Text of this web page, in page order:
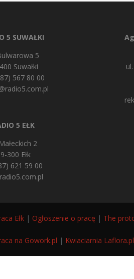
5 SUWAŁKI
5
Suwałki
567 80 00
5 EŁK
2
300 Ełk
621 59 00
Ełk | Ogłoszenie o pracę | The
na Gowork.pl | Kwiaciarnia Laflora.pl